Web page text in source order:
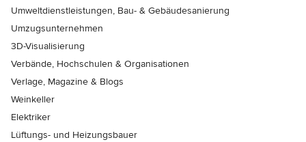
Umweltdienstleistungen, Bau- & Gebäudesanierung
Umzugsunternehmen
3D-Visualisierung
Verbände, Hochschulen & Organisationen
Verlage, Magazine & Blogs
Weinkeller
Elektriker
Lüftungs- und Heizungsbauer